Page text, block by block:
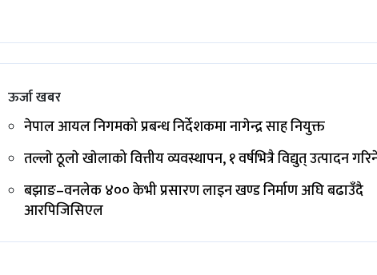
ऊर्जा खबर
नेपाल आयल निगमको प्रबन्ध निर्देशकमा नागेन्द्र साह नियुक्त
तल्लाे ठूलाे खाेलाको वित्तीय व्यवस्थापन, १ वर्षभित्रै विद्युत् उत्पादन
बझाङ–वनलेक ४०० केभी प्रसारण लाइन खण्ड निर्माण अघि बढाउँदै
आरपिजिसिएल